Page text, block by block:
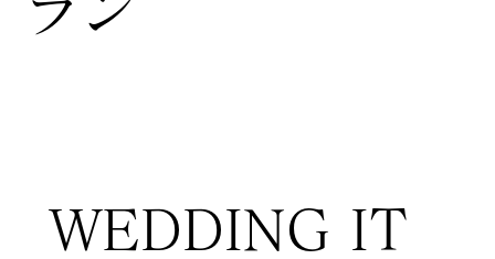
WEDDING IT